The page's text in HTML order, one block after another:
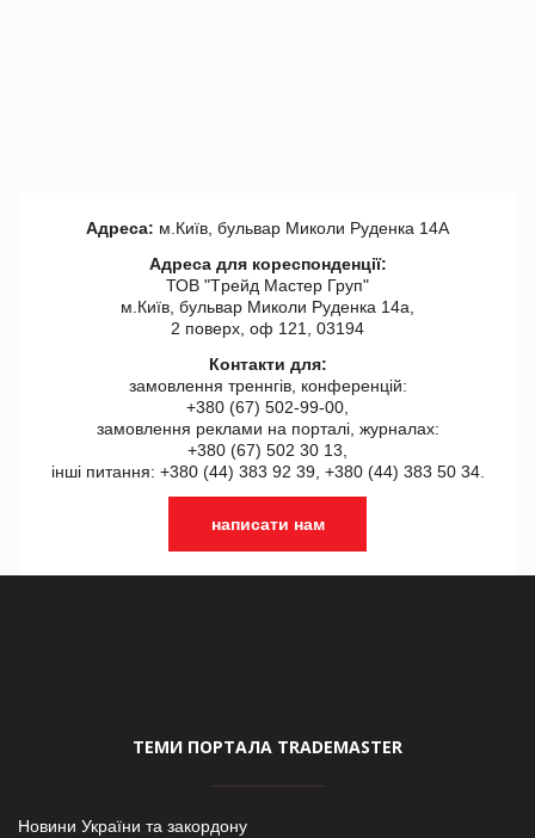
Адреса: м.Київ, бульвар Миколи Руденка 14А
Адреса для кореспонденції:
ТОВ "Tрейд Мастер Груп"
м.Київ, бульвар Миколи Руденка 14а,
2 поверх, оф 121, 03194
Контакти для:
замовлення треннгів, конференцій:
+380 (67) 502-99-00,
замовлення реклами на порталі, журналах:
+380 (67) 502 30 13,
інші питання: +380 (44) 383 92 39, +380 (44) 383 50 34.
написати нам
ТЕМИ ПОРТАЛА TRADEMASTER
Новини України та закордону